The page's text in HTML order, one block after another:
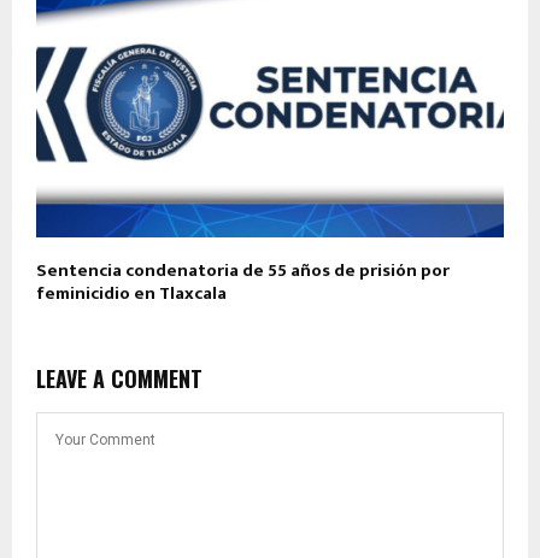
Sentencia condenatoria de 55 años de prisión por
feminicidio en Tlaxcala
LEAVE A COMMENT